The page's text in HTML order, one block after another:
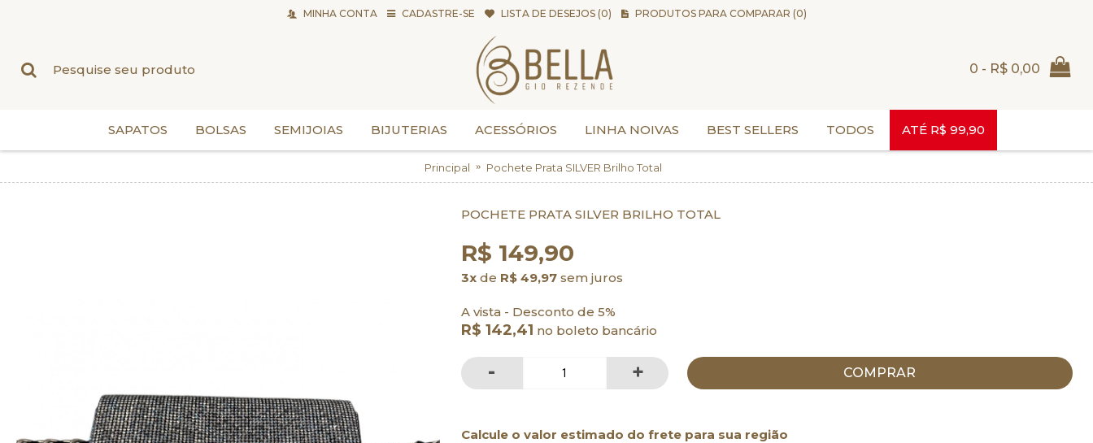
MINHA CONTA CADASTRE-SE LISTA DE DESEJOS (0) PRODUTOS PARA COMPARAR (0)
0 - R$ 0,00
SAPATOS BOLSAS SEMIJOIAS BIJUTERIAS ACESSÓRIOS LINHA NOIVAS BEST SELLERS TODOS ATÉ R$ 99,90
Principal Pochete Prata SILVER Brilho Total
POCHETE PRATA SILVER BRILHO TOTAL
R$ 149,90
3xde R$ 49,97sem juros
A vista - Desconto de 5%
R$ 142,41 no boleto bancário
- + COMPRAR
Calcule o valor estimado do frete para sua região